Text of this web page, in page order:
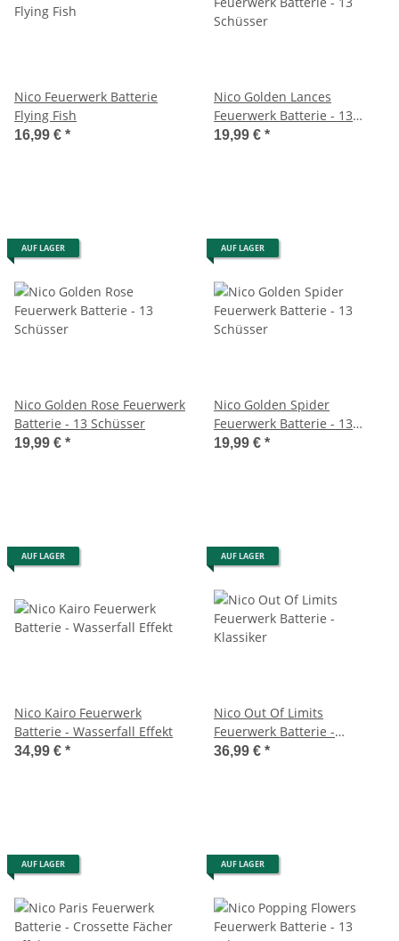
Nico Feuerwerk Batterie
Flying Fish
16,99 € *
Nico Golden Lances
Feuerwerk Batterie - 13
Schüsser
19,99 € *
AUF LAGER
Nico Golden Rose Feuerwerk
Batterie - 13 Schüsser
19,99 € *
AUF LAGER
Nico Golden Spider
Feuerwerk Batterie - 13
Schüsser
19,99 € *
AUF LAGER
Nico Kairo Feuerwerk
Batterie - Wasserfall Effekt
34,99 € *
AUF LAGER
Nico Out Of Limits
Feuerwerk Batterie -
Klassiker
36,99 € *
AUF LAGER AUF LAGER